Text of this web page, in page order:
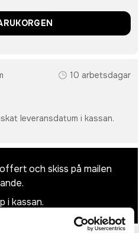
10 arbetsdagar
leveransdatum i kassan.
och skiss på mailen
i kassan.